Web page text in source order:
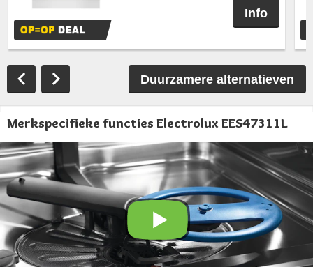
Info
Duurzamere alternatieven
Merkspecifieke functies Electrolux EES47311L